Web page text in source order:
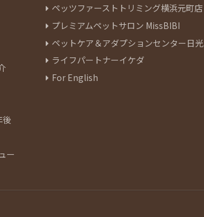
後
ー
ペッツファーストトリミング横浜元町店
プレミアムペットサロン MissBIBI
ペットケア＆アダプションセンター日光
ライフパートナーイケダ
For English